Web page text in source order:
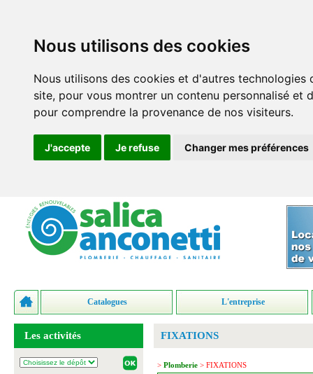
Nous utilisons des cookies
Nous utilisons des cookies et d'autres
site, pour vous montrer un contenu personnalisé
pour comprendre la provenance de nos visiteurs.
J'accepte Je refuse Changer mes préférences
Catalogues L'entreprise
Les activités FIXATIONS
> Plomberie > FIXATIONS